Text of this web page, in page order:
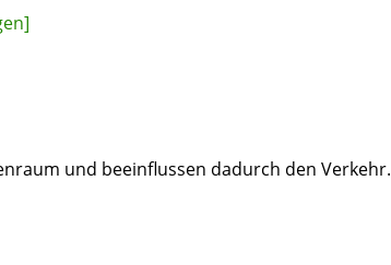
und beeinflussen dadurch den Verkehr.